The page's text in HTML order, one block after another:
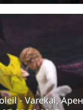
- Varekai,